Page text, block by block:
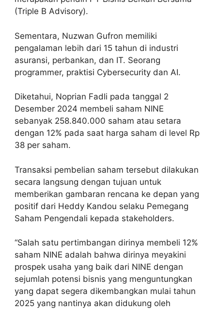
(Triple B Advisory).
Sementara, Nuzwan Gufron memiliki
pengalaman lebih dari 15 tahun di industri
asuransi, perbankan, dan IT. Seorang
programmer, praktisi Cybersecurity dan AI.
Diketahui, Noprian Fadli pada tanggal 2
Desember 2024 membeli saham NINE
sebanyak 258.840.000 saham atau setara
dengan 12% pada saat harga saham di level Rp
38 per saham.
Transaksi pembelian saham tersebut dilakukan
secara langsung dengan tujuan untuk
memberikan gambaran rencana ke depan yang
positif dari Heddy Kandou selaku Pemegang
Saham Pengendali kepada stakeholders.
“Salah satu pertimbangan dirinya membeli 12%
saham NINE adalah bahwa dirinya meyakini
prospek usaha yang baik dari NINE dengan
sejumlah potensi bisnis yang menguntungkan
yang dapat segera dikembangkan mulai tahun
2025 yang nantinya akan didukung oleh